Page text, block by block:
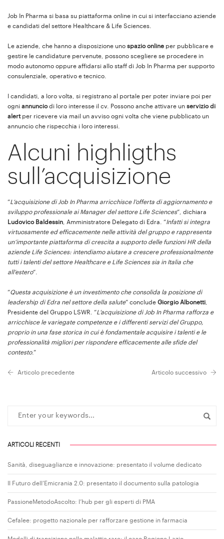
Job In Pharma si basa su piattaforma online in cui si interfacciano aziende
e candidati del settore Healthcare & Life Sciences.
Le aziende, che hanno a disposizione uno spazio online per pubblicare e
gestire le candidature pervenute, possono scegliere se procedere in
modo autonomo oppure affidarsi allo staff di Job In Pharma per supporto
consulenziale, operativo e tecnico.
I candidati, a loro volta, si registrano al portale per poter inviare poi per
ogni annunciodi loro interesse il cv. Possono anche attivare un servizio di
alertper ricevere via mail un avviso ogni volta che viene pubblicato un
annuncio che rispecchia i loro interessi.
Alcuni highligths
sull’acquisizione
“L’acquisizione di Job In Pharma arricchisce l’offerta di aggiornamento e
sviluppo professionale ai Manager del settore Life Sciences“, dichiara
Ludovico Baldessin, Amministratore Delegato di Edra. “Infatti si integra
virtuosamente ed efficacemente nelle attività del gruppo e rappresenta
un’importante piattaforma di crescita a supporto delle funzioni HR della
aziende Life Sciences: intendiamo aiutare a crescere professionalmente
tutti i talenti del settore Healthcare e Life Sciences sia in Italia che
all’estero“.
“Questa acquisizione è un investimento che consolida la posizione di
leadership di Edra nel settore della salute” conclude Giorgio Albonetti,
Presidente del Gruppo LSWR. “L’acquisizione di Job In Pharma rafforza e
arricchisce le variegate competenze e i differenti servizi del Gruppo,
proprio in una fase storica in cui è fondamentale acquisire i talenti e le
professionalità migliori per rispondere efficacemente alle sfide del
contesto.”
Articolo precedente Articolo successivo
ARTICOLI RECENTI
Sanità, diseguaglianze e innovazione: presentato il volume dedicato
Il Futuro dell’Emicrania 2.0: presentato il documento sulla patologia
PassioneMetodoAscolto: l’hub per gli esperti di PMA
Cefalee: progetto nazionale per rafforzare gestione in farmacia